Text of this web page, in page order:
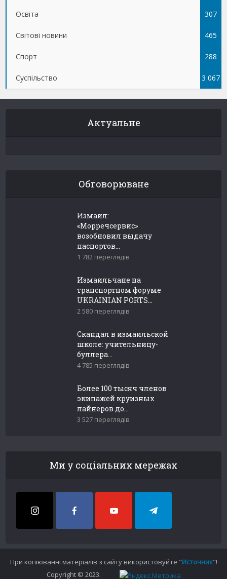
Освіта 307
Світові новини 465
Спорт 288
Суспільство 3 067
Актуальне
Обговорюване
Измаил:
«Морречсервис»
возобновил выдачу
паспортов...
1 782 переглядів
Измаильчане на
транспортном форуме
UKRAINIAN PORTS...
2 580 переглядів
Скандал в измаильской
школе: учительницу-
буллера...
4 785 переглядів
Более 100 тысяч членов
экипажей круизных
лайнеров до...
3 527 переглядів
Ми у соціальних мережах
При копіюванні матеріалів з сайту використовуйте "Источник"!
Copyright © 2023.